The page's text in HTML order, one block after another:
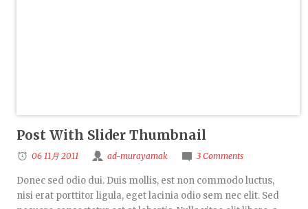
Post With Slider Thumbnail
06 11月 2011 ad-murayamak 3 Comments
Donec sed odio dui. Duis mollis, est non commodo luctus,
nisi erat porttitor ligula, eget lacinia odio sem nec elit. Sed